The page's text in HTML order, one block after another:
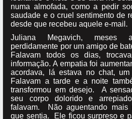
numa almofada, como a pedir
saudade e o cruel sentimento de
desde que recebeu aquele e-mail.
Juliana Megavich, meses
perdidamente por um amigo de
Falavam todos os dias,
informação. A empatia foi
acordava, lá estava no chat, um
Falavam a tarde e a noite
transformou em desejo. A
seu corpo dolorido e
falavam. Não aguentando mais
que sentia. Ele ficou surpreso e